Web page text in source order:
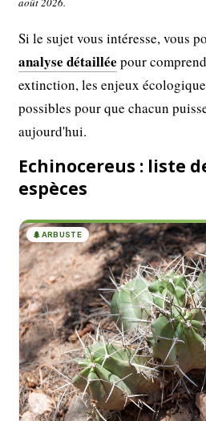
Si le sujet vous intéresse, vous
analyse détaillée pour
extinction, les enjeux
possibles pour que chacun
aujourd'hui.
Echinocereus : liste
espèces
🌲ARBUSTE